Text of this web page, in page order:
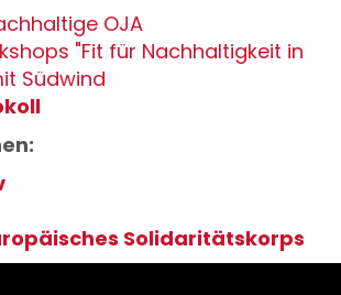
OJA
"Fit für Nachhaltigkeit in
Südwind
Solidaritätskorps